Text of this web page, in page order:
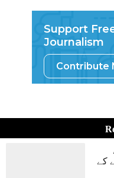
Support
Journalism
Contribute
کے